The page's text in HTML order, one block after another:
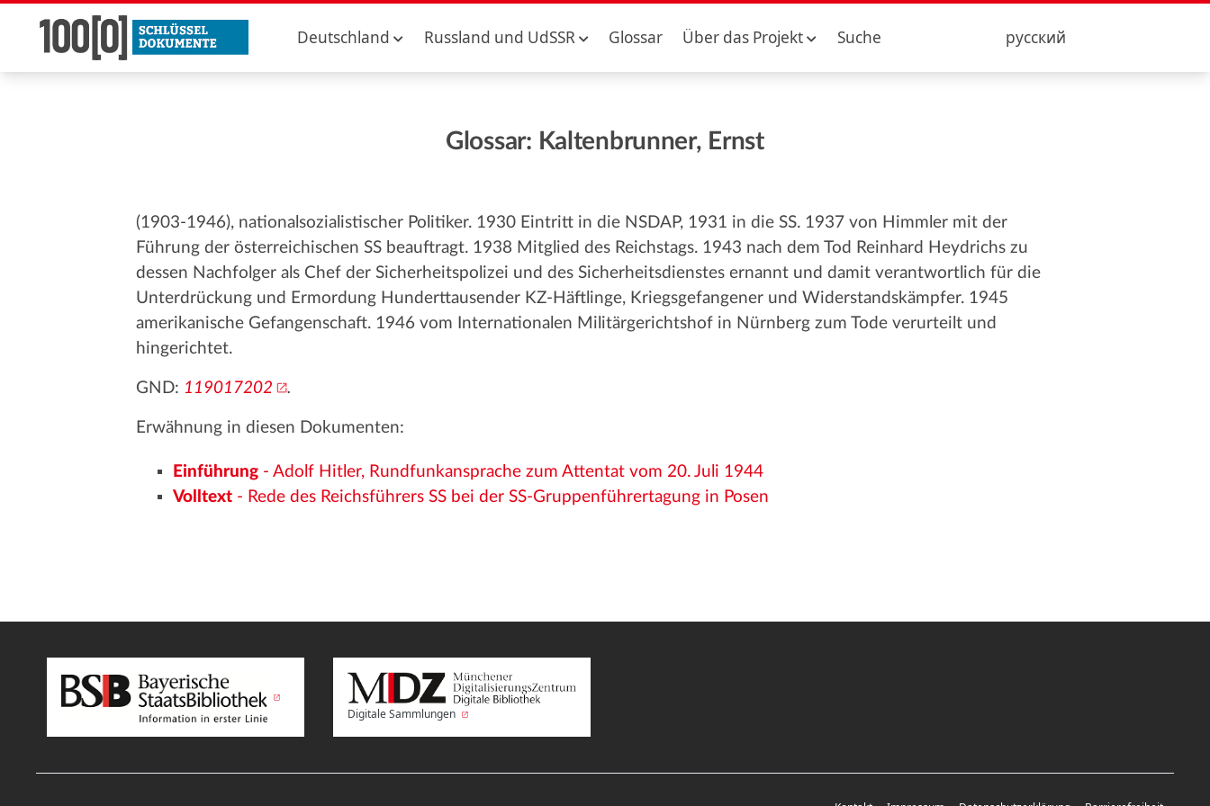
Deutschland Russland und UdSSR Glossar Über das Projekt Suche русский
Glossar: Kaltenbrunner, Ernst
(1903-1946), nationalsozialistischer Politiker. 1930 Eintritt in die NSDAP, 1931 in die SS. 1937 von Himmler mit der
Führung der österreichischen SS beauftragt. 1938 Mitglied des Reichstags. 1943 nach dem Tod Reinhard Heydrichs zu
dessen Nachfolger als Chef der Sicherheitspolizei und des Sicherheitsdienstes ernannt und damit verantwortlich für die
Unterdrückung und Ermordung Hunderttausender KZ-Häftlinge, Kriegsgefangener und Widerstandskämpfer. 1945
amerikanische Gefangenschaft. 1946 vom Internationalen Militärgerichtshof in Nürnberg zum Tode verurteilt und
hingerichtet.
GND: 119017202 .
Erwähnung in diesen Dokumenten:
Einführung - Adolf Hitler, Rundfunkansprache zum Attentat vom 20. Juli 1944
Volltext - Rede des Reichsführers SS bei der SS-Gruppenführertagung in Posen
Digitale Sammlungen